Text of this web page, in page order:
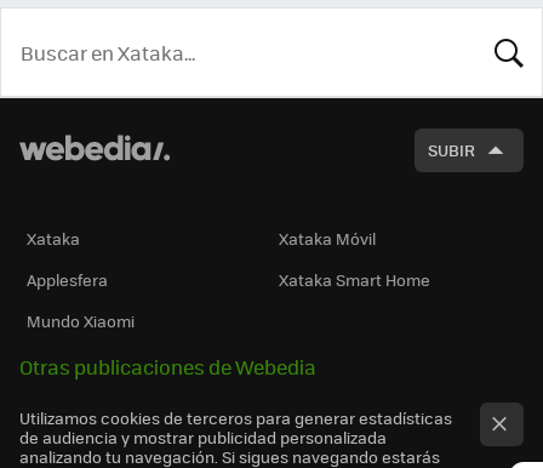
SUBIR
Xataka
Xataka Móvil
Applesfera
Xataka Smart Home
Mundo Xiaomi
Otras publicaciones de Webedia
Utilizamos cookies de terceros para generar estadísticas
de audiencia y mostrar publicidad personalizada
analizando tu navegación. Si sigues navegando estarás